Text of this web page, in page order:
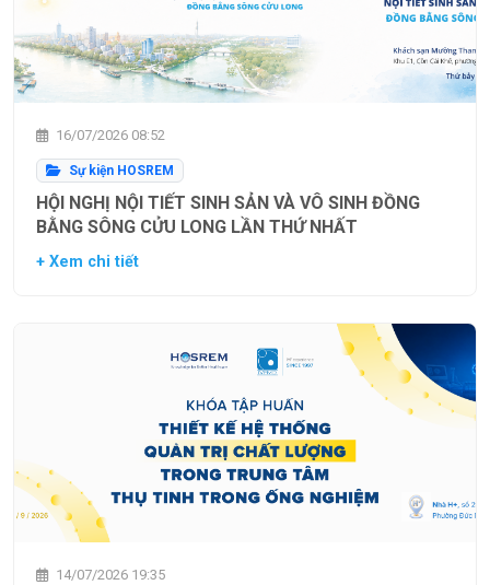
16/07/2026 08:52
Sự kiện HOSREM
HỘI NGHỊ NỘI TIẾT SINH SẢN VÀ VÔ SINH ĐỒNG
BẰNG SÔNG CỬU LONG LẦN THỨ NHẤT
+ Xem chi tiết
14/07/2026 19:35